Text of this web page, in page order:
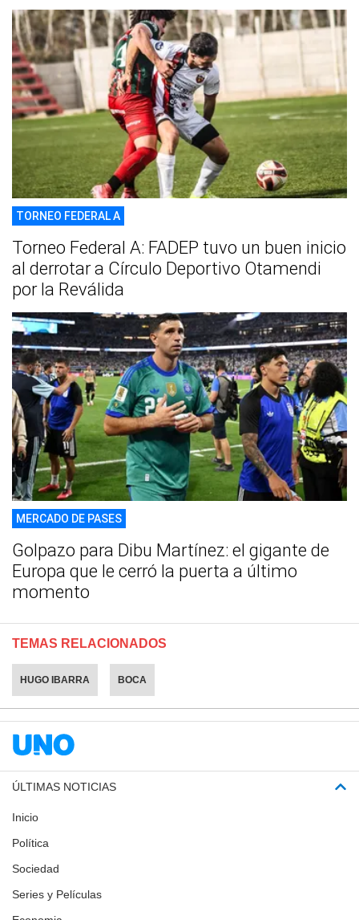
TORNEO FEDERAL A
Torneo Federal A: FADEP tuvo un buen inicio
al derrotar a Círculo Deportivo Otamendi
por la Reválida
MERCADO DE PASES
Golpazo para Dibu Martínez: el gigante de
Europa que le cerró la puerta a último
momento
TEMAS RELACIONADOS
HUGO IBARRA BOCA
ÚLTIMAS NOTICIAS
Inicio
Política
Sociedad
Series y Películas